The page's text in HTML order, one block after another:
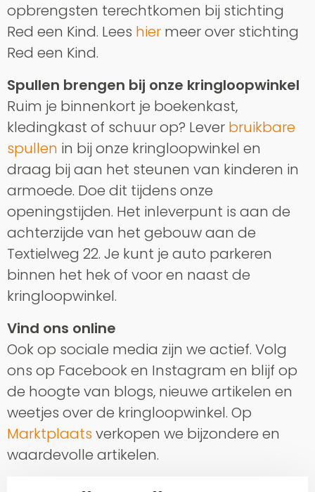
opbrengsten terechtkomen bij stichting
Red een Kind. Lees hier meer over stichting
Red een Kind.
Spullen brengen bij onze kringloopwinkel
Ruim je binnenkort je boekenkast,
kledingkast of schuur op? Lever bruikbare
spullen in bij onze kringloopwinkel en
draag bij aan het steunen van kinderen in
armoede. Doe dit tijdens onze
openingstijden. Het inleverpunt is aan de
achterzijde van het gebouw aan de
Textielweg 22. Je kunt je auto parkeren
binnen het hek of voor en naast de
kringloopwinkel.
Vind ons online
Ook op sociale media zijn we actief. Volg
ons op Facebook en Instagram en blijf op
de hoogte van blogs, nieuwe artikelen en
weetjes over de kringloopwinkel. Op
Marktplaats verkopen we bijzondere en
waardevolle artikelen.